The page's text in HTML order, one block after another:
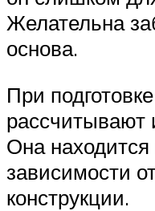
Желательна
основа.
При
рассчитывают
Она
зависимости
конструкции.